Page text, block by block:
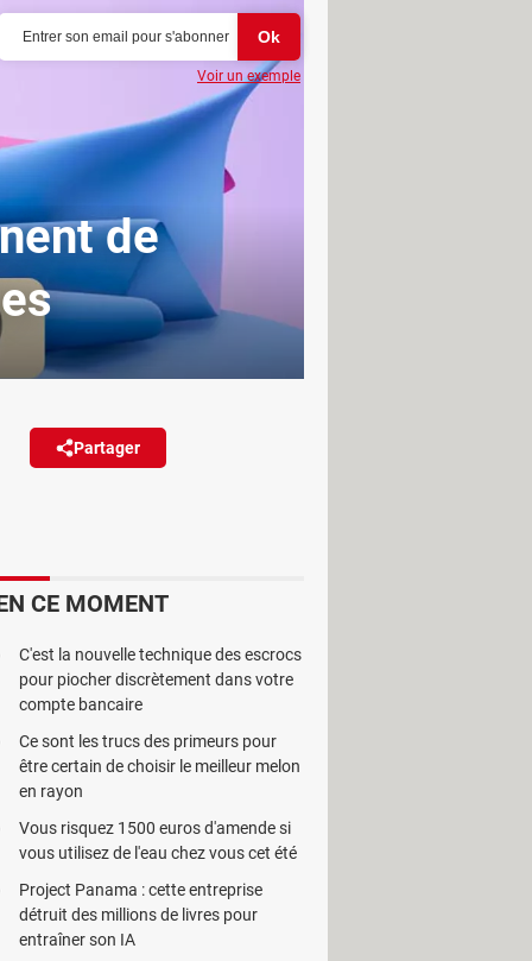
de
Partager
jour, corrigeant plusieurs
votre confort et
gratuits qui ajoutent des
taper facilement des majuscules
en open source par une
améliorent leur stabilité et
quelques nouveautés
comme les précédentes,
sa distribution directe via le
Voir un exemple
CE MOMENT
C'est la nouvelle technique des escrocs
pour piocher discrètement dans votre
compte bancaire
Ce sont les trucs des primeurs pour
être certain de choisir le meilleur melon
en rayon
Vous risquez 1500 euros d'amende si
vous utilisez de l'eau chez vous cet été
Project Panama : cette entreprise
détruit des millions de livres pour
entraîner son IA